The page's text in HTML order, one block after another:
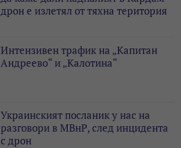
дрон е излетял от тяхна територия
Интензивен трафик на „Капитан
Андреево“ и „Калотина“
Украинският посланик у нас на
разговори в МВнР, след инцидента
с дрон